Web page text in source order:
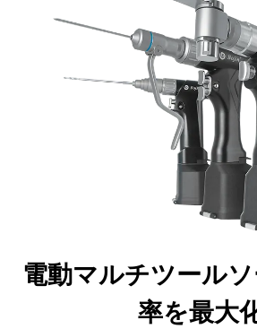
電動マルチツール
率を最大